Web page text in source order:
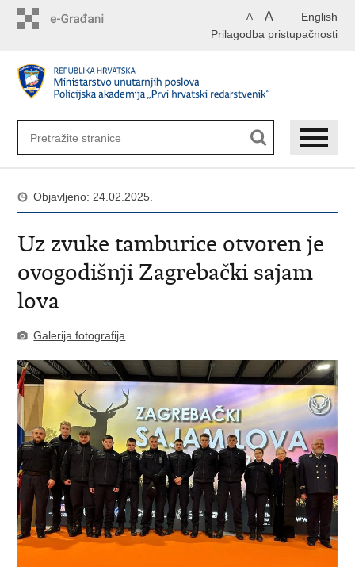
English
A A
Prilagodba pristupačnosti
Objavljeno: 24.02.2025.
Uz zvuke tamburice otvoren je
ovogodišnji Zagrebački sajam
lova
Galerija fotografija